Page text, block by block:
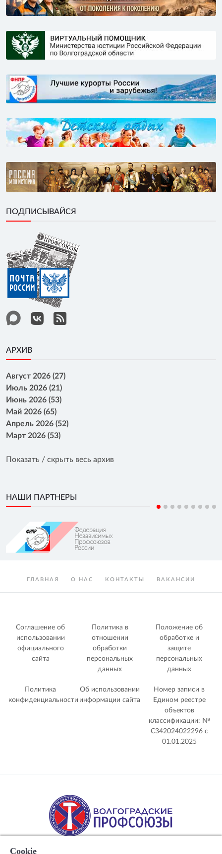
ПОДПИСЫВАЙСЯ
АРХИВ
Август 2026 (27)
Июль 2026 (21)
Июнь 2026 (53)
Май 2026 (65)
Апрель 2026 (52)
Март 2026 (53)
Показать / скрыть весь архив
НАШИ ПАРТНЕРЫ
ГЛАВНАЯ О НАС КОНТАКТЫ ВАКАНСИИ
Соглашение об
использовании
официального
сайта
Политика в
отношении
обработки
персональных
данных
Положение об
обработке и
защите
персональных
данных
Политика
конфиденциальности
Об использовании
информации сайта
Номер записи в
Едином реестре
объектов
классификации: №
С342024022296 c
01.01.2025
Cookie